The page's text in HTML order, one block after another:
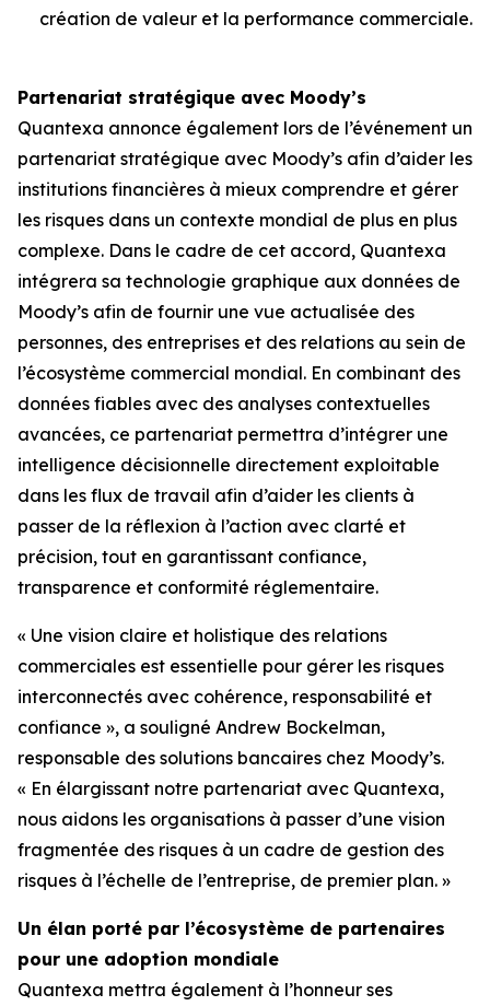
création de valeur et la performance commerciale.
Partenariat stratégique avec Moody’s
Quantexa annonce également lors de l’événement un
partenariat stratégique avec Moody’s afin d’aider les
institutions financières à mieux comprendre et gérer
les risques dans un contexte mondial de plus en plus
complexe. Dans le cadre de cet accord, Quantexa
intégrera sa technologie graphique aux données de
Moody’s afin de fournir une vue actualisée des
personnes, des entreprises et des relations au sein de
l’écosystème commercial mondial. En combinant des
données fiables avec des analyses contextuelles
avancées, ce partenariat permettra d’intégrer une
intelligence décisionnelle directement exploitable
dans les flux de travail afin d’aider les clients à
passer de la réflexion à l’action avec clarté et
précision, tout en garantissant confiance,
transparence et conformité réglementaire.
« Une vision claire et holistique des relations
commerciales est essentielle pour gérer les risques
interconnectés avec cohérence, responsabilité et
confiance », a souligné Andrew Bockelman,
responsable des solutions bancaires chez Moody’s.
« En élargissant notre partenariat avec Quantexa,
nous aidons les organisations à passer d’une vision
fragmentée des risques à un cadre de gestion des
risques à l’échelle de l’entreprise, de premier plan. »
Un élan porté par l’écosystème de partenaires
pour une adoption mondiale
Quantexa mettra également à l’honneur ses